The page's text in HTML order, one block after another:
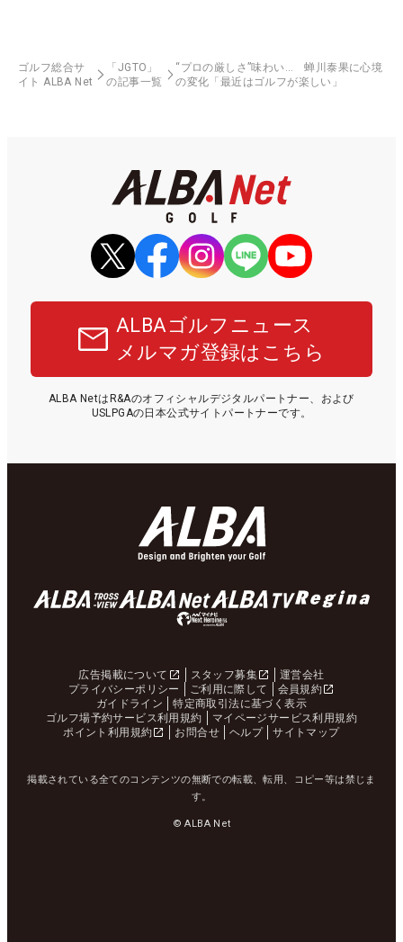
ゴルフ総合サ
イト ALBA Net
「JGTO」
の記事一覧
“プロの厳しさ”味わい… 蝉川泰果に心境
の変化「最近はゴルフが楽しい」
ALBAゴルフニュース
メルマガ登録はこちら
ALBA NetはR&Aのオフィシャルデジタルパートナー、および
USLPGAの日本公式サイトパートナーです。
広告掲載について スタッフ募集
運営会社
プライバシーポリシー
ご利用に際して
会員規約
ガイドライン
特定商取引法に基づく表示
ゴルフ場予約サービス利用規約
マイページサービス利用規約
ポイント利用規約
お問合せ ヘルプ サイトマップ
掲載されている全てのコンテンツの無断での転載、転用、コピー等は禁じま
す。
© ALBA Net